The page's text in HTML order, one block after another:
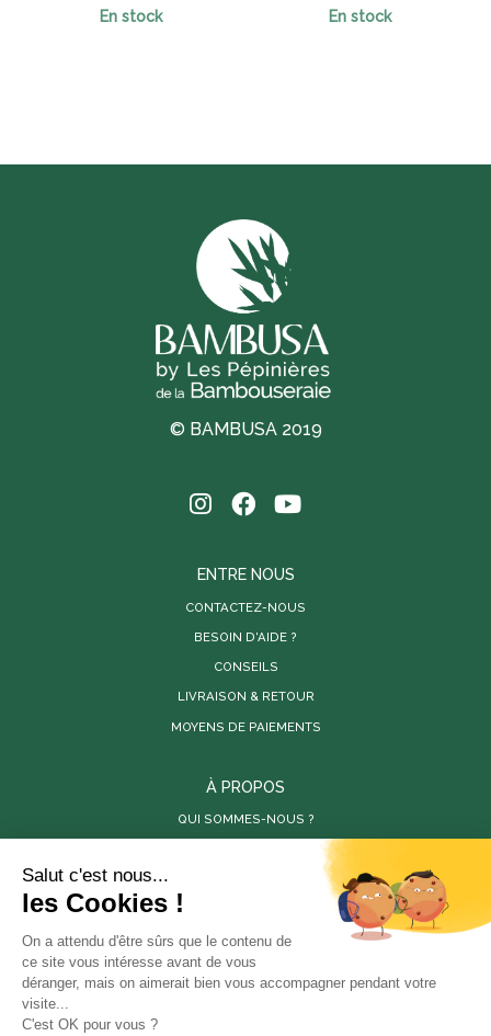
En stock En stock
© BAMBUSA 2019
ENTRE NOUS
CONTACTEZ-NOUS
BESOIN D'AIDE ?
CONSEILS
LIVRAISON & RETOUR
MOYENS DE PAIEMENTS
À PROPOS
QUI SOMMES-NOUS ?
SITES PARTENAIRES